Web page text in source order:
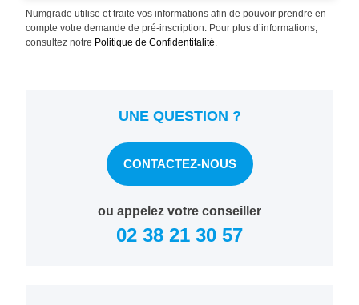
Numgrade utilise et traite vos informations afin de pouvoir prendre en
compte votre demande de pré-inscription. Pour plus d’informations,
consultez notre Politique de Confidentitalité.
UNE QUESTION ?
CONTACTEZ-NOUS
ou appelez votre conseiller
02 38 21 30 57